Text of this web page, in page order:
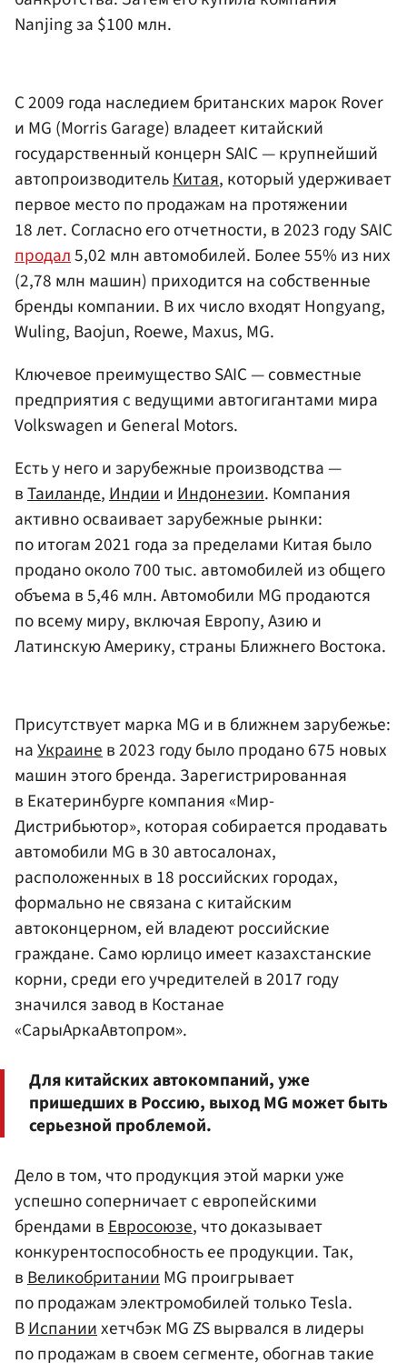
Nanjing за $100 млн.
С 2009 года наследием британских марок Rover
и MG (Morris Garage) владеет китайский
государственный концерн SAIC — крупнейший
автопроизводительКитая, который удерживает
первое место по продажам на протяжении
18 лет. Согласно его отчетности, в 2023 году SAIC
продал5,02 млн автомобилей. Более 55% из них
(2,78 млн машин) приходится на собственные
бренды компании. В их число входят Hongyang,
Wuling, Baojun, Roewe, Maxus, MG.
Ключевое преимущество SAIC — совместные
предприятия с ведущими автогигантами мира
Volkswagen и General Motors.
Есть у него и зарубежные производства —
вТаиланде,ИндиииИндонезии. Компания
активно осваивает зарубежные рынки:
по итогам 2021 года за пределами Китая было
продано около 700 тыс. автомобилей из общего
объема в 5,46 млн. Автомобили MG продаются
по всему миру, включая Европу, Азию и
Латинскую Америку, страны Ближнего Востока.
Присутствует марка MG и в ближнем зарубежье:
наУкраинев 2023 году было продано 675 новых
машин этого бренда. Зарегистрированная
в Екатеринбурге компания «Мир-
Дистрибьютор», которая собирается продавать
автомобили MG в 30 автосалонах,
расположенных в 18 российских городах,
формально не связана с китайским
автоконцерном, ей владеют российские
граждане. Само юрлицо имеет казахстанские
корни, среди его учредителей в 2017 году
значился завод в Костанае
«СарыАркаАвтопром».
Для китайских автокомпаний, уже
пришедших в Россию, выход MG может быть
серьезной проблемой.
Дело в том, что продукция этой марки уже
успешно соперничает с европейскими
брендами вЕвросоюзе, что доказывает
конкурентоспособность ее продукции. Так,
вВеликобританииMG проигрывает
по продажам электромобилей только Tesla.
ВИспаниихетчбэк MG ZS вырвался в лидеры
по продажам в своем сегменте, обогнав такие